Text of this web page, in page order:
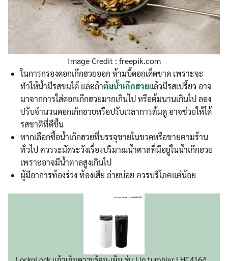
Image Credit : freepik.com
ในการกรองดอกเก๊กฮวยออก ห้ามบี้ดอกเด็ดขาด เพราะจะ
ทำให้น้ำมีรสขมได้ และถ้าต้มน้ำเก๊กฮวยแล้วมีรสเปรี้ยว อาจ
มาจากการใส่ดอกเก๊กฮวยมากเกินไป หรือต้มนานเกินไป ลอง
ปรับจำนวนดอกเก๊กฮวยหรือปรับเวลาการต้มดู อาจช่วยให้ได้
รสชาติที่ดีขึ้น
หากเลือกซื้อน้ำเก๊กฮวยที่บรรจุขายในขวดหรือขายตามร้าน
ทั่วไป ควรระมัดระวังเรื่องปริมาณน้ำตาลที่มีอยู่ในน้ำเก๊กฮวย
เพราะอาจมีน้ำตาลสูงเกินไป
ผู้มีอาการท้องร่วง ท้องเสีย ถ่ายบ่อย ควรบริโภคแต่น้อย